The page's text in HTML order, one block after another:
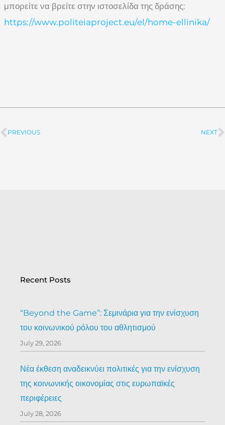
μπορείτε να βρείτε στην ιστοσελίδα της δράσης:
https://www.politeiaproject.eu/el/home-ellinika/
Prev
PREVIOUS NEXT
Recent Posts
“Beyond the Game”: Σεμινάρια για την ενίσχυση
του κοινωνικού ρόλου του αθλητισμού
July 29, 2026
Νέα έκθεση αναδεικνύει πολιτικές για την ενίσχυση
της κοινωνικής οικονομίας στις ευρωπαϊκές
περιφέρειες
July 28, 2026